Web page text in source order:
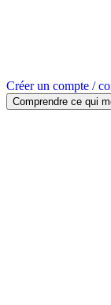
Créer un compte /
Comprendre ce qui